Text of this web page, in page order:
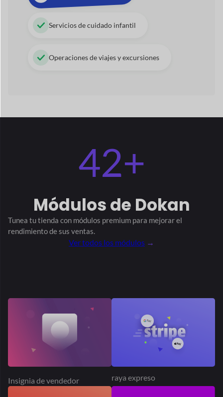
Suscripciones Suscripción del producto
matemático
El tiempo de entrega Complemento de producto
Mercado de Dokan PayPal Solicitud de presupuesto